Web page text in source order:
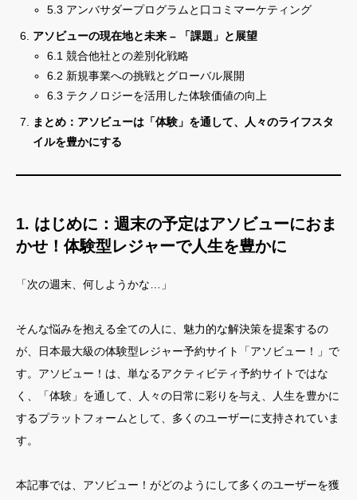
5.3 アンバサダープログラムと口コミマーケティング
アソビューの現在地と未来 – 「課題」と展望
6.1 競合他社との差別化戦略
6.2 新規事業への挑戦とグローバル展開
6.3 テクノロジーを活用した体験価値の向上
まとめ：アソビューは「体験」を通して、人々のライフスタ
イルを豊かにする
1. はじめに：週末の予定はアソビューにおま
かせ！体験型レジャーで人生を豊かに
「次の週末、何しようかな…」
そんな悩みを抱える全ての人に、魅力的な解決策を提案するの
が、日本最大級の体験型レジャー予約サイト「アソビュー！」で
す。アソビュー！は、単なるアクティビティ予約サイトではな
く、「体験」を通して、人々の日常に彩りを与え、人生を豊かに
するプラットフォームとして、多くのユーザーに支持されていま
す。
本記事では、アソビュー！がどのようにして多くのユーザーを獲